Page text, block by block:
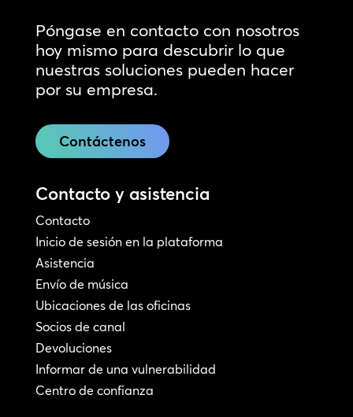
Póngase en contacto con nosotros
hoy mismo para descubrir lo que
nuestras soluciones pueden hacer
por su empresa.
Contáctenos
Contacto y asistencia
Contacto
Inicio de sesión en la plataforma
Asistencia
Envío de música
Ubicaciones de las oficinas
Socios de canal
Devoluciones
Informar de una vulnerabilidad
Centro de confianza